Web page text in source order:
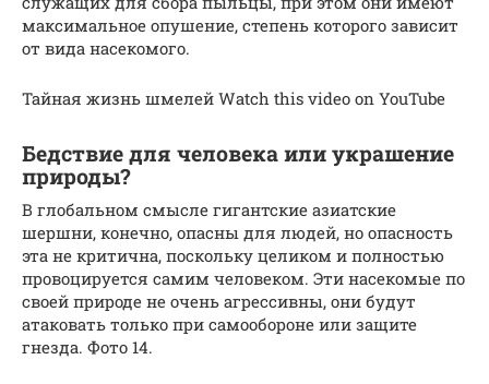
максимальное опушение, степень которого зависит
от вида насекомого.
Тайная жизнь шмелей Watch this video on YouTube
Бедствие для человека или украшение
природы?
В глобальном смысле гигантские азиатские
шершни, конечно, опасны для людей, но опасность
эта не критична, поскольку целиком и полностью
провоцируется самим человеком. Эти насекомые по
своей природе не очень агрессивны, они будут
атаковать только при самообороне или защите
гнезда. Фото 14.